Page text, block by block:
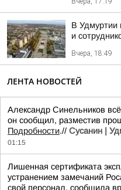
В Удмуртии
и
Вчера, 18:49
ЛЕНТА НОВОСТЕЙ
Александр Синельников
он сообщил, разместив
Подробности.// Сусанин |
01:15
Лишенная сертификата
устранением замечаний
свой персонал, сообщила